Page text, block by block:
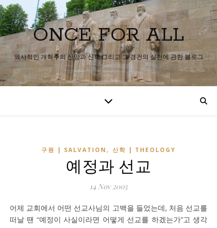
ONCE FOR ALL
역사적인 개혁주의 신앙과 신학 그리고 그 경건의 실천에 관한 블로그
구원 | SALVATION , 신학 | THEOLOGY
예정과 선교
14 Nov 2005
어제 교회에서 어떤 선교사님의 고백을 들었는데, 처음 선교를
떠날 땐 “예정이 사실이라면 어떻게 선교를 하겠는가”고 생각